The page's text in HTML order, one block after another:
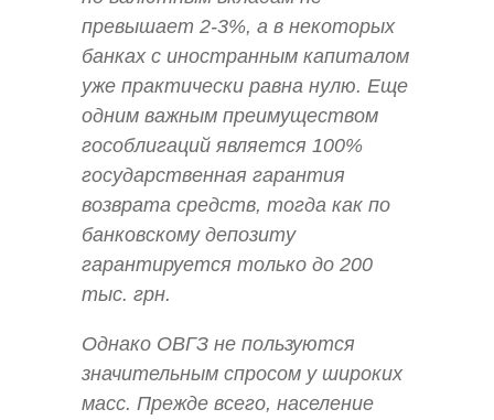
превышает 2-3%, а в некоторых
банках с иностранным капиталом
уже практически равна нулю. Еще
одним важным преимуществом
гособлигаций является 100%
государственная гарантия
возврата средств, тогда как по
банковскому депозиту
гарантируется только до 200
тыс. грн.
Однако ОВГЗ не пользуются
значительным спросом у широких
масс. Прежде всего, население